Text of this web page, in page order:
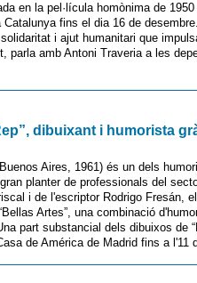
en la pel·lícula homònima de
Catalunya fins el dia 16 de
i ajut humanitari que
parla amb Antoni Traveria a les
dibuixant i humorista
Aires, 1961) és un dels
planter de professionals del
i de l'escriptor Rodrigo Fresán,
Artes”, una combinació
part substancial dels dibuixos de
de América de Madrid fins a l'11